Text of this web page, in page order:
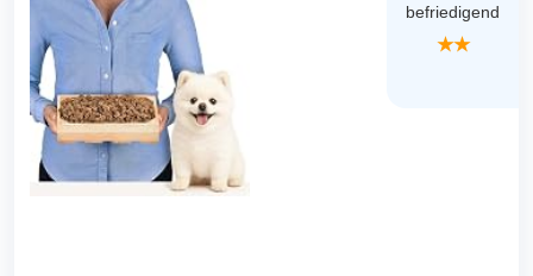
befriedigend
★★